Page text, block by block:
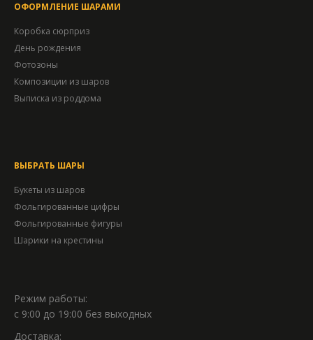
ОФОРМЛЕНИЕ ШАРАМИ
Коробка сюрприз
День рождения
Фотозоны
Композиции из шаров
Выписка из роддома
ВЫБРАТЬ ШАРЫ
Букеты из шаров
Фольгированные цифры
Фольгированные фигуры
Шарики на крестины
Режим работы:
с 9:00 до 19:00 без выходных
Доставка: